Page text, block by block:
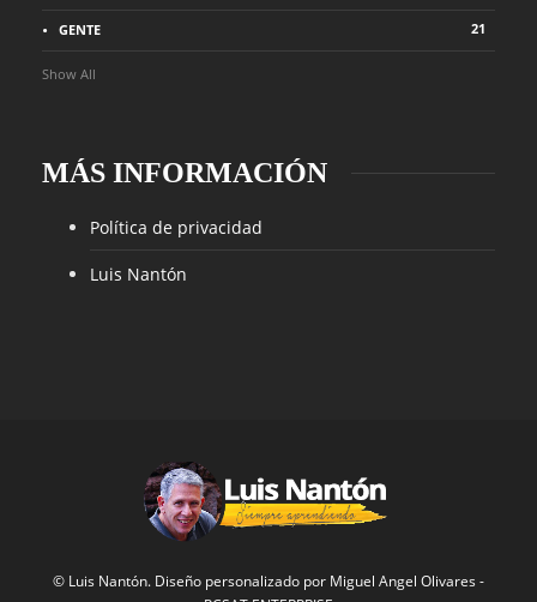
GENTE 21
Show All
MÁS INFORMACIÓN
Política de privacidad
Luis Nantón
© Luis Nantón. Diseño personalizado por Miguel Angel Olivares -